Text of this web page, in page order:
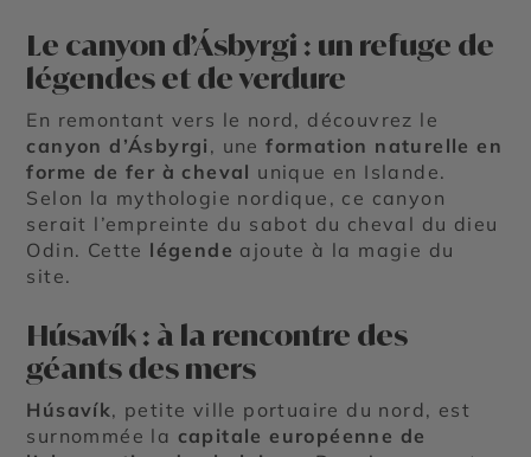
Le canyon d’Ásbyrgi : un refuge de
légendes et de verdure
En remontant vers le nord, découvrez le
canyon d’Ásbyrgi , uneformation naturelle en
forme de fer à cheval unique en Islande.
Selon la mythologie nordique, ce canyon
serait l’empreinte du sabot du cheval du dieu
Odin. Cette légende ajoute à la magie du
site.
Húsavík : à la rencontre des
géants des mers
Húsavík, petite ville portuaire du nord, est
surnommée la capitale européenne de